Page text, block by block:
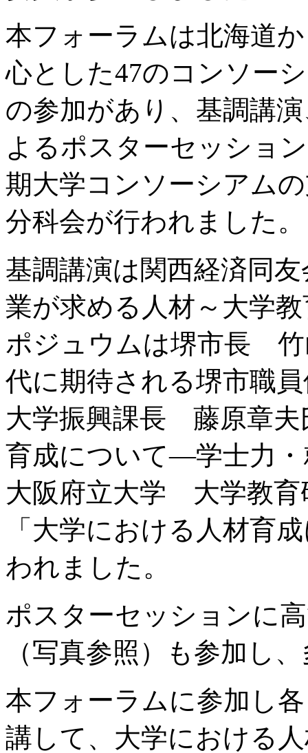
本フォーラムは北海道
心とした47のコンソー
の参加があり、基調講
よるポスターセッショ
期大学コンソーシアム
分科会が行われました。
基調講演は関西経済同
業が求める人材～大学
ポジュウムは堺市長 竹
代に期待される堺市職
大学振興課長 藤原章夫
育成について―学士力
大阪府立大学 大学教育
「大学における人材育
われました。
ポスターセッションに
（写真参照）も参加し
本フォーラムに参加し
講して、大学における